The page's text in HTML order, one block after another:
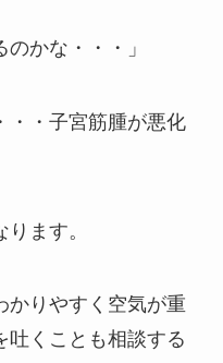
かな・・・」
・・子宮筋腫が悪化
ます。
かりやすく空気が重
吐くことも相談する